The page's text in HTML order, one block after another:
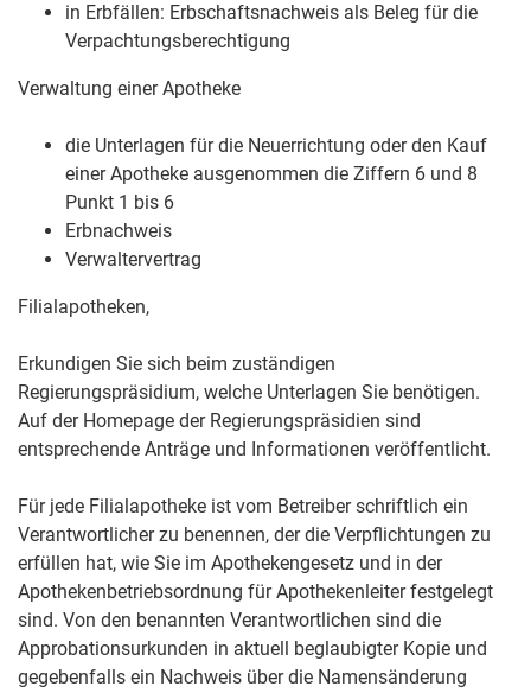
in Erbfällen: Erbschaftsnachweis als Beleg für die
Verpachtungsberechtigung
Verwaltung einer Apotheke
die Unterlagen für die Neuerrichtung oder den Kauf
einer Apotheke ausgenommen die Ziffern 6 und 8
Punkt 1 bis 6
Erbnachweis
Verwaltervertrag
Filialapotheken,
Erkundigen Sie sich beim zuständigen
Regierungspräsidium, welche Unterlagen Sie benötigen.
Auf der Homepage der Regierungspräsidien sind
entsprechende Anträge und Informationen veröffentlicht.
Für jede Filialapotheke ist vom Betreiber schriftlich ein
Verantwortlicher zu benennen, der die Verpflichtungen zu
erfüllen hat, wie Sie im Apothekengesetz und in der
Apothekenbetriebsordnung für Apothekenleiter festgelegt
sind. Von den benannten Verantwortlichen sind die
Approbationsurkunden in aktuell beglaubigter Kopie und
gegebenfalls ein Nachweis über die Namensänderung